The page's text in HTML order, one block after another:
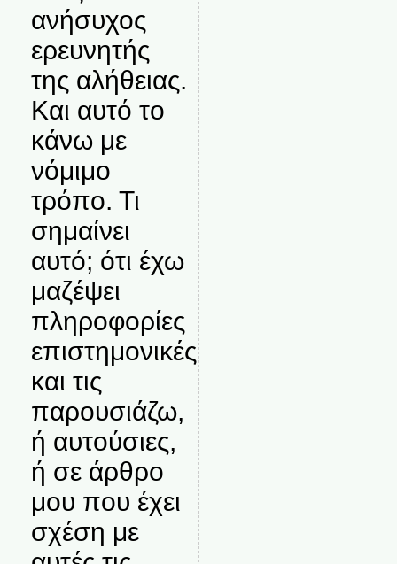
ανήσυχος
ερευνητής
της αλήθειας.
Και αυτό το
κάνω με
νόμιμο
τρόπο. Τι
σημαίνει
αυτό; ότι έχω
μαζέψει
πληροφορίες
επιστημονικές
και τις
παρουσιάζω,
ή αυτούσιες,
ή σε άρθρο
μου που έχει
σχέση με